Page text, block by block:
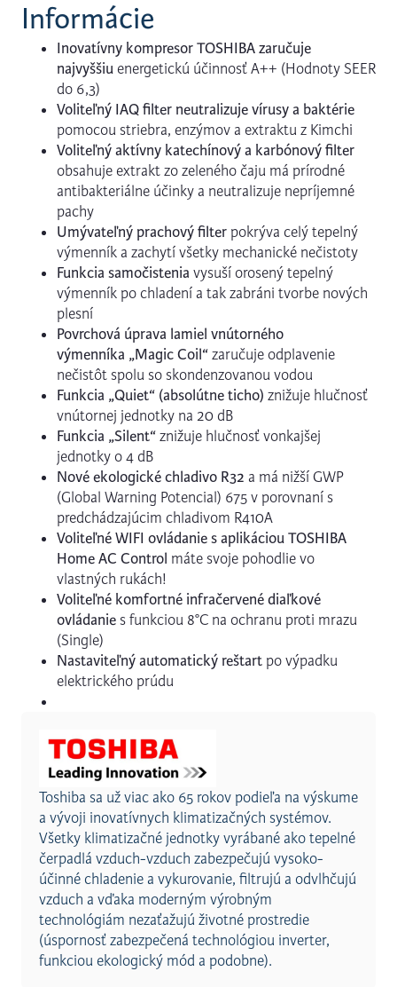
Informácie
Inovatívny kompresor TOSHIBA zaručuje
najvyššiuenergetickú účinnosť A++ (Hodnoty SEER
do 6,3)
Voliteľný IAQ filter neutralizuje vírusy a baktérie
pomocou striebra, enzýmov a extraktu z Kimchi
Voliteľný aktívny katechínový a karbónový filter
obsahuje extrakt zo zeleného čaju má prírodné
antibakteriálne účinky a neutralizuje nepríjemné
pachy
Umývateľný prachový filter pokrýva celý tepelný
výmenník a zachytí všetky mechanické nečistoty
Funkcia samočistenia vysuší orosený tepelný
výmenník po chladení a tak zabráni tvorbe nových
plesní
Povrchová úprava lamiel vnútorného
výmenníka „Magic Coil“zaručuje odplavenie
nečistôt spolu so skondenzovanou vodou
Funkcia „Quiet“ (absolútne ticho) znižuje hlučnosť
vnútornej jednotky na 20 dB
Funkcia „Silent“znižuje hlučnosť vonkajšej
jednotky o 4 dB
Nové ekologické chladivo R32 a má nižší GWP
(Global Warning Potencial) 675 v porovnaní s
predchádzajúcim chladivom R410A
Voliteľné WIFI ovládanie s aplikáciou TOSHIBA
Home AC Control máte svoje pohodlie vo
vlastných rukách!
Voliteľné komfortné infračervené diaľkové
ovládanies funkciou 8°C na ochranu proti mrazu
(Single)
Nastaviteľný automatický reštart po výpadku
elektrického prúdu
Toshiba sa už viac ako 65 rokov podieľa na výskume
a vývoji inovatívnych klimatizačných systémov.
Všetky klimatizačné jednotky vyrábané ako tepelné
čerpadlá vzduch-vzduch zabezpečujú vysoko-
účinné chladenie a vykurovanie, filtrujú a odvlhčujú
vzduch a vďaka moderným výrobným
technológiám nezaťažujú životné prostredie
(úspornosť zabezpečená technológiou inverter,
funkciou ekologický mód a podobne).